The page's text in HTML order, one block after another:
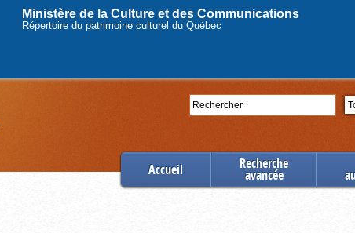
Ministère de la Culture et des Communications
Répertoire du patrimoine culturel du Québec
Rechercher
Accueil Recherche
avancée